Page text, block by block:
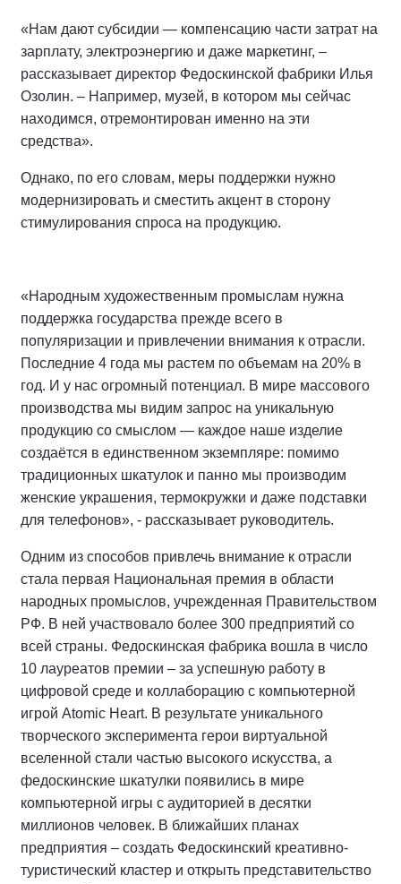
«Нам дают субсидии — компенсацию части затрат на
зарплату, электроэнергию и даже маркетинг, –
рассказывает директор Федоскинской фабрики Илья
Озолин. – Например, музей, в котором мы сейчас
находимся, отремонтирован именно на эти
средства».
Однако, по его словам, меры поддержки нужно
модернизировать и сместить акцент в сторону
стимулирования спроса на продукцию.
«Народным художественным промыслам нужна
поддержка государства прежде всего в
популяризации и привлечении внимания к отрасли.
Последние 4 года мы растем по объемам на 20% в
год. И у нас огромный потенциал. В мире массового
производства мы видим запрос на уникальную
продукцию со смыслом — каждое наше изделие
создаётся в единственном экземпляре: помимо
традиционных шкатулок и панно мы производим
женские украшения, термокружки и даже подставки
для телефонов», - рассказывает руководитель.
Одним из способов привлечь внимание к отрасли
стала первая Национальная премия в области
народных промыслов, учрежденная Правительством
РФ. В ней участвовало более 300 предприятий со
всей страны. Федоскинская фабрика вошла в число
10 лауреатов премии – за успешную работу в
цифровой среде и коллаборацию с компьютерной
игрой Atomic Heart. В результате уникального
творческого эксперимента герои виртуальной
вселенной стали частью высокого искусства, а
федоскинские шкатулки появились в мире
компьютерной игры с аудиторией в десятки
миллионов человек. В ближайших планах
предприятия – создать Федоскинский креативно-
туристический кластер и открыть представительство